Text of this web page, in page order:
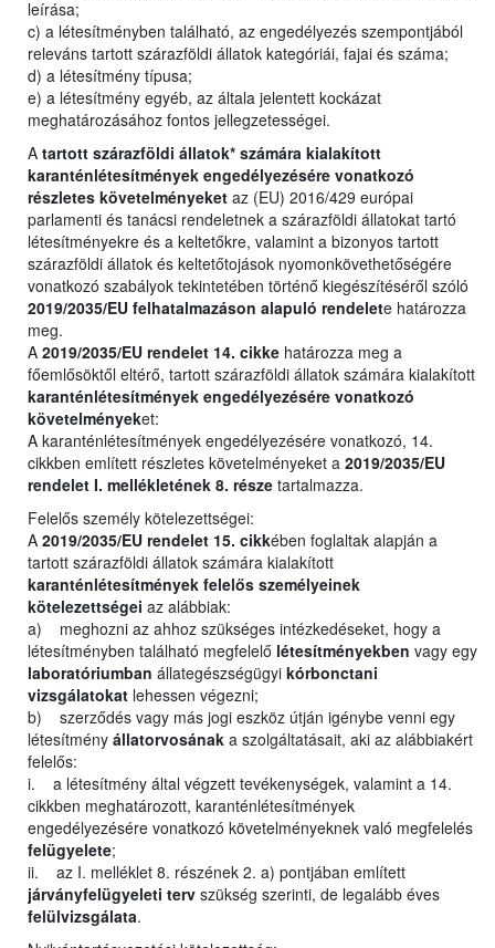
leírása;
c) a létesítményben található, az engedélyezés szempontjából
releváns tartott szárazföldi állatok kategóriái, fajai és száma;
d) a létesítmény típusa;
e) a létesítmény egyéb, az általa jelentett kockázat
meghatározásához fontos jellegzetességei.
A tartott szárazföldi állatok* számára kialakított
karanténlétesítmények engedélyezésére vonatkozó
részletes követelményeket az (EU) 2016/429 európai
parlamenti és tanácsi rendeletnek a szárazföldi állatokat tartó
létesítményekre és a keltetőkre, valamint a bizonyos tartott
szárazföldi állatok és keltetőtojások nyomonkövethetőségére
vonatkozó szabályok tekintetében történő kiegészítéséről szóló
2019/2035/EU felhatalmazáson alapuló rendelete határozza
meg.
A 2019/2035/EU rendelet 14. cikke határozza meg a
főemlősöktől eltérő, tartott szárazföldi állatok számára kialakított
karanténlétesítmények engedélyezésére vonatkozó
követelményeket:
A karanténlétesítmények engedélyezésére vonatkozó, 14.
cikkben említett részletes követelményeket a 2019/2035/EU
rendelet I. mellékletének 8. része tartalmazza.
Felelős személy kötelezettségei:
A 2019/2035/EU rendelet 15. cikkében foglaltak alapján a
tartott szárazföldi állatok számára kialakított
karanténlétesítmények felelős személyeinek
kötelezettségei az alábbiak:
a) meghozni az ahhoz szükséges intézkedéseket, hogy a
létesítményben található megfelelő létesítményekben vagy egy
laboratóriumban állategészségügyi kórbonctani
vizsgálatokat lehessen végezni;
b) szerződés vagy más jogi eszköz útján igénybe venni egy
létesítmény állatorvosának a szolgáltatásait, aki az alábbiakért
felelős:
i. a létesítmény által végzett tevékenységek, valamint a 14.
cikkben meghatározott, karanténlétesítmények
engedélyezésére vonatkozó követelményeknek való megfelelés
felügyelete;
ii. az I. melléklet 8. részének 2. a) pontjában említett
járványfelügyeleti terv szükség szerinti, de legalább éves
felülvizsgálata.